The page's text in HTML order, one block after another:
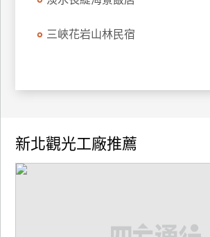
三峽花岩山林民宿
新北觀光工廠推薦